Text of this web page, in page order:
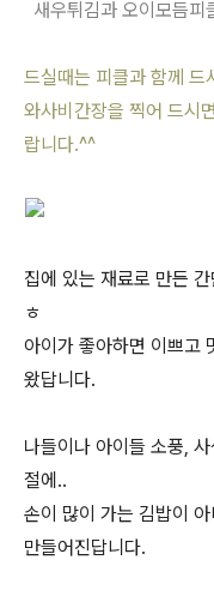
새우튀김과 오이모듬피
드실때는 피클과 함께 드
와사비간장을 찍어 드시
랍니다.^^
집에 있는 재료로 만든
ㅎ
아이가 좋아하면 이쁘고
왔답니다.
나들이나 아이들 소풍,
절에..
손이 많이 가는 김밥이
만들어진답니다.